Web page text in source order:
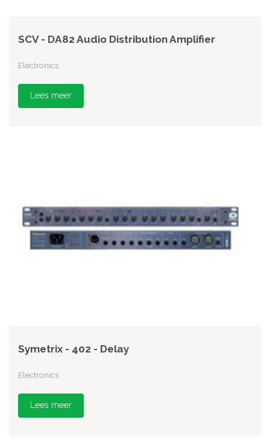
SCV - DA82 Audio Distribution Amplifier
Electronics
Lees meer
Symetrix - 402 - Delay
Electronics
Lees meer